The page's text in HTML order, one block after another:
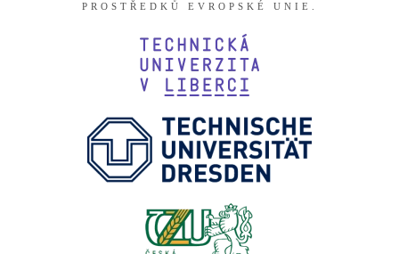
PROSTŘEDKŮ EVROPSKÉ UNIE.